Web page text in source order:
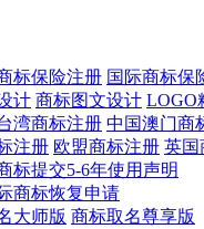
标保险注册 国际商标保
计 商标图文设计 LOGO
湾商标注册 中国澳门商
注册 欧盟商标注册 英国
标提交5-6年使用声明
商标恢复申请
大师版 商标取名尊享版